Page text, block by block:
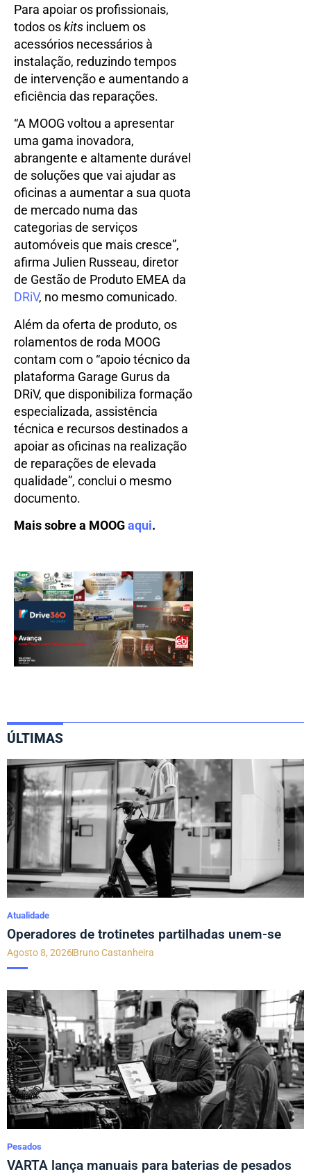
Para apoiar os profissionais,
todos oskits incluem os
acessórios necessários à
instalação, reduzindo tempos
de intervenção e aumentando a
eficiência das reparações.
“A MOOG voltou a apresentar
uma gama inovadora,
abrangente e altamente durável
de soluções que vai ajudar as
oficinas a aumentar a sua quota
de mercado numa das
categorias de serviços
automóveis que mais cresce”,
afirma Julien Russeau, diretor
de Gestão de Produto EMEA da
DRiV, no mesmo comunicado.
Além da oferta de produto, os
rolamentos de roda MOOG
contam com o “apoio técnico da
plataforma Garage Gurus da
DRiV, que disponibiliza formação
especializada, assistência
técnica e recursos destinados a
apoiar as oficinas na realização
de reparações de elevada
qualidade”, conclui o mesmo
documento.
Mais sobre a MOOGaqui.
ÚLTIMAS
Atualidade
Operadores de trotinetes partilhadas unem-se
Agosto 8, 2026Bruno Castanheira
Pesados
VARTA lança manuais para baterias de pesados